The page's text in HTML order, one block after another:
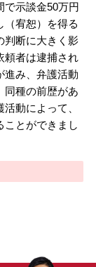
示談金50万円
（宥恕）を得る
判断に大きく影
頼者は逮捕され
進み、弁護活動
同種の前歴があ
動によって、
ことができまし